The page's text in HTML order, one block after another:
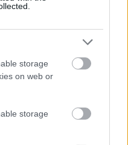
storage
on web or
storage
teżna blogu
wydziału analiz KGP
relacje z
na złe warunki pracy,
biurokracja,